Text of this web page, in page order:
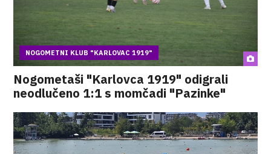
NOGOMETNI KLUB "KARLOVAC 1919"
Nogometaši "Karlovca 1919" odigrali
neodlučeno 1:1 s momčadi "Pazinke"